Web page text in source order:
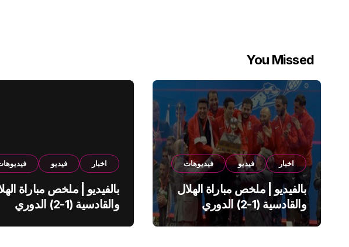
You Missed
اخبار فيديو فيديوهات
بالفيديو | ملخص مباراة الهلال
والقادسية (1-2) الدوري
السعودي
اخبار فيديو
بالفيديو | ملخص مباراة
والقادسية (1-2) الدوري